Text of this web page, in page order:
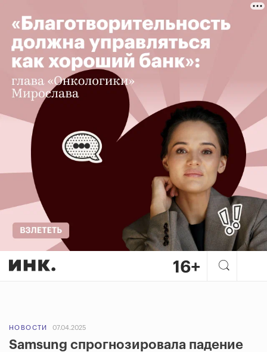
НОВОСТИ 07.04.2025
Samsung спрогнозировала падение